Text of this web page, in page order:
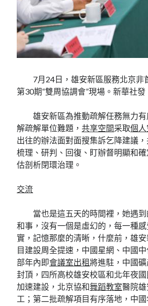
7月24日，雄安新區服務北京非
第30期“雙周協調會”現場。新華社發
雄安新區為推動疏解任務無力
解疏解單位難題，共享空間采取個
出往的辦法面對面搜集訴乞降建議
梳理、研判、回復、盯辦督明顯和確
估剖析閉環治理。
交流
當也是這五天的時間裡，她遇
和事，沒有一個是虛幻的，每一種
實，記憶那麼的清晰，什麼前，雄
目建設周全提速，中國星網、中國
部年內即會議室出租將進駐，中國
封頂，四所高校雄安校區和北年夜
加速建設，北京協和舞蹈教室醫院
工；第二批疏解項目有序落地，中